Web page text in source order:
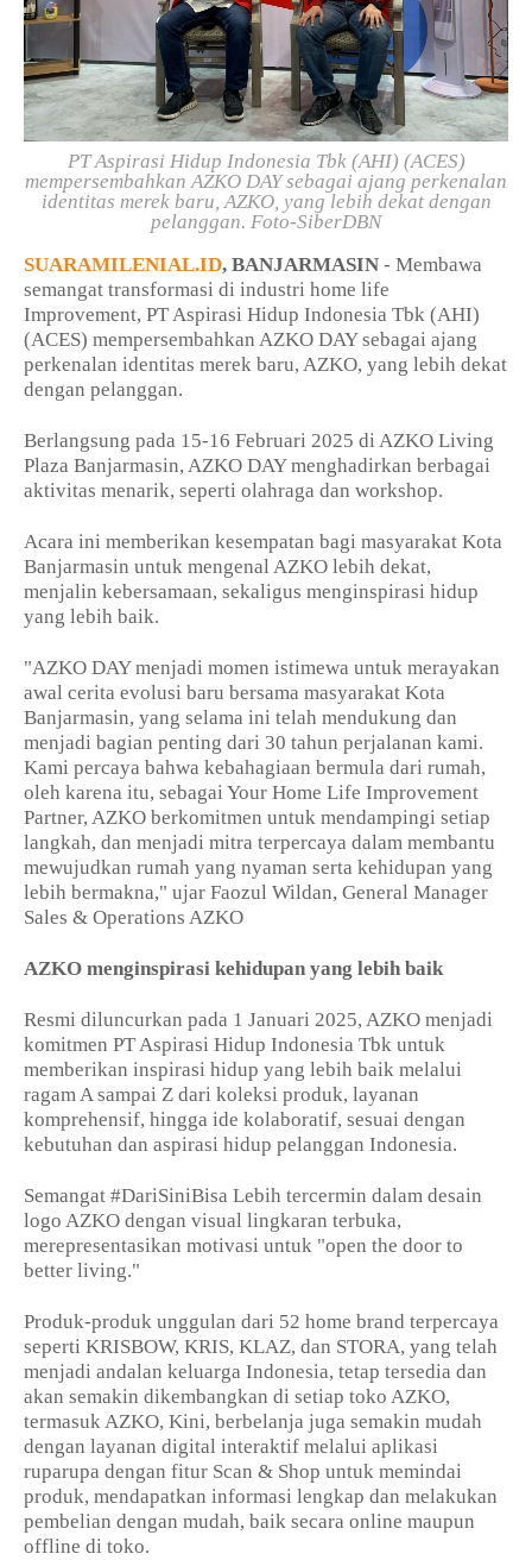
PT Aspirasi Hidup Indonesia Tbk (AHI) (ACES)
mempersembahkan AZKO DAY sebagai ajang perkenalan
identitas merek baru, AZKO, yang lebih dekat dengan
pelanggan. Foto-SiberDBN
SUARAMILENIAL.ID, BANJARMASIN - Membawa
semangat transformasi di industri home life
Improvement, PT Aspirasi Hidup Indonesia Tbk (AHI)
(ACES) mempersembahkan AZKO DAY sebagai ajang
perkenalan identitas merek baru, AZKO, yang lebih dekat
dengan pelanggan.
Berlangsung pada 15-16 Februari 2025 di AZKO Living
Plaza Banjarmasin, AZKO DAY menghadirkan berbagai
aktivitas menarik, seperti olahraga dan workshop.
Acara ini memberikan kesempatan bagi masyarakat Kota
Banjarmasin untuk mengenal AZKO lebih dekat,
menjalin kebersamaan, sekaligus menginspirasi hidup
yang lebih baik.
"AZKO DAY menjadi momen istimewa untuk merayakan
awal cerita evolusi baru bersama masyarakat Kota
Banjarmasin, yang selama ini telah mendukung dan
menjadi bagian penting dari 30 tahun perjalanan kami.
Kami percaya bahwa kebahagiaan bermula dari rumah,
oleh karena itu, sebagai Your Home Life Improvement
Partner, AZKO berkomitmen untuk mendampingi setiap
langkah, dan menjadi mitra terpercaya dalam membantu
mewujudkan rumah yang nyaman serta kehidupan yang
lebih bermakna," ujar Faozul Wildan, General Manager
Sales & Operations AZKO
AZKO menginspirasi kehidupan yang lebih baik
Resmi diluncurkan pada 1 Januari 2025, AZKO menjadi
komitmen PT Aspirasi Hidup Indonesia Tbk untuk
memberikan inspirasi hidup yang lebih baik melalui
ragam A sampai Z dari koleksi produk, layanan
komprehensif, hingga ide kolaboratif, sesuai dengan
kebutuhan dan aspirasi hidup pelanggan Indonesia.
Semangat #DariSiniBisa Lebih tercermin dalam desain
logo AZKO dengan visual lingkaran terbuka,
merepresentasikan motivasi untuk "open the door to
better living."
Produk-produk unggulan dari 52 home brand terpercaya
seperti KRISBOW, KRIS, KLAZ, dan STORA, yang telah
menjadi andalan keluarga Indonesia, tetap tersedia dan
akan semakin dikembangkan di setiap toko AZKO,
termasuk AZKO, Kini, berbelanja juga semakin mudah
dengan layanan digital interaktif melalui aplikasi
ruparupa dengan fitur Scan & Shop untuk memindai
produk, mendapatkan informasi lengkap dan melakukan
pembelian dengan mudah, baik secara online maupun
offline di toko.